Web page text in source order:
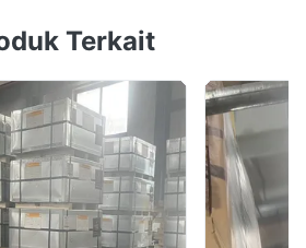
Ringan Ringkasan Produk
dan baja kemasan. Dirancang
tinggi kaleng bir dan
khusus tersedia. Dalam ...
Terkait